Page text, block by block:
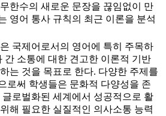
한수의 새로운 문장을 끊임없이 만
영어 통사 규칙의 최근 이론을 분석
국제어로서의 영어에 특히 주목하
간 소통에 대한 견고한 이론적 기반
는 것을 목표로 한다. 다양한 주제를
로써 학생들은 문화적 다양성을 존
글로벌화된 세계에서 성공적으로 활
해 필요한 실질적인 의사소통 능력